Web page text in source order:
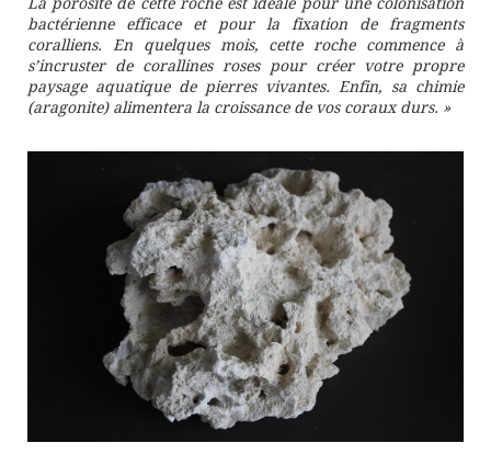
La porosité de cette roche est idéale pour une colonisation
bactérienne efficace et pour la fixation de fragments
coralliens. En quelques mois, cette roche commence à
s’incruster de corallines roses pour créer votre propre
paysage aquatique de pierres vivantes. Enfin, sa chimie
(aragonite) alimentera la croissance de vos coraux durs. »